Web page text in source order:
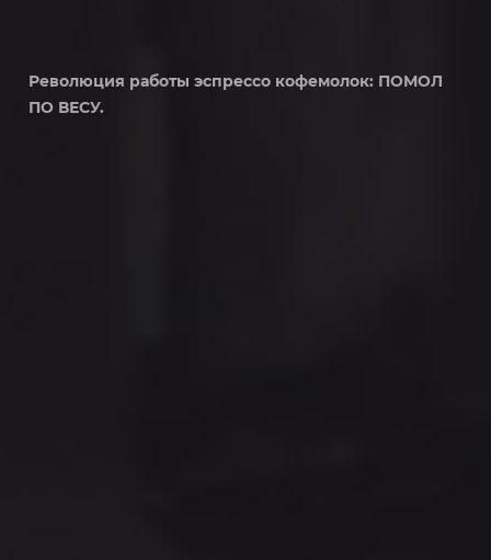
Революция работы эспрессо кофемолок: ПОМОЛ
ПО ВЕСУ.